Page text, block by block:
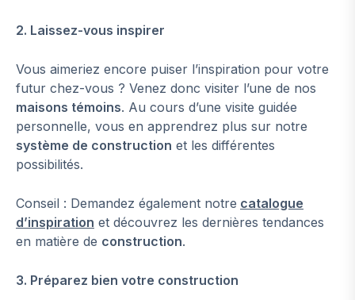
2. Laissez-vous inspirer
Vous aimeriez encore puiser l’inspiration pour votre
futur chez-vous ? Venez donc visiter l’une de nos
maisons témoins. Au cours d’une visite guidée
personnelle, vous en apprendrez plus sur notre
système de construction et les différentes
possibilités.
Conseil : Demandez également notre catalogue
d’inspiration et découvrez les dernières tendances
en matière de construction.
3. Préparez bien votre construction